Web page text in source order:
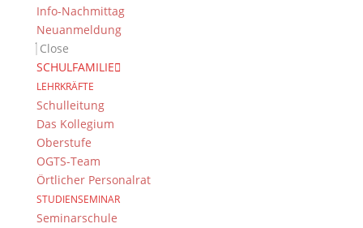
Info-Nachmittag
Neuanmeldung
Close
SCHULFAMILIE
LEHRKRÄFTE
Schulleitung
Das Kollegium
Oberstufe
OGTS-Team
Örtlicher Personalrat
STUDIENSEMINAR
Seminarschule
Das DG
Dientzenhofer-Gymnasium Bamberg
Feldkirchenstr. 20-22
96052 Bamberg
Tel.: +49 (0) 951 93 23 90
E-Mail:
dg@stadt.bamberg.de